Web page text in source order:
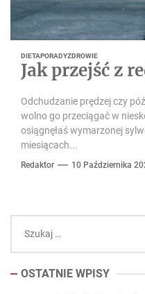
DIETAPORADYZDROWIE
Jak przejść z
Odchudzanie prędzej czy
wolno go przeciągać w
osiągnęłaś wymarzonej
miesiącach...
Redaktor 10 Października
OSTATNIE WPISY